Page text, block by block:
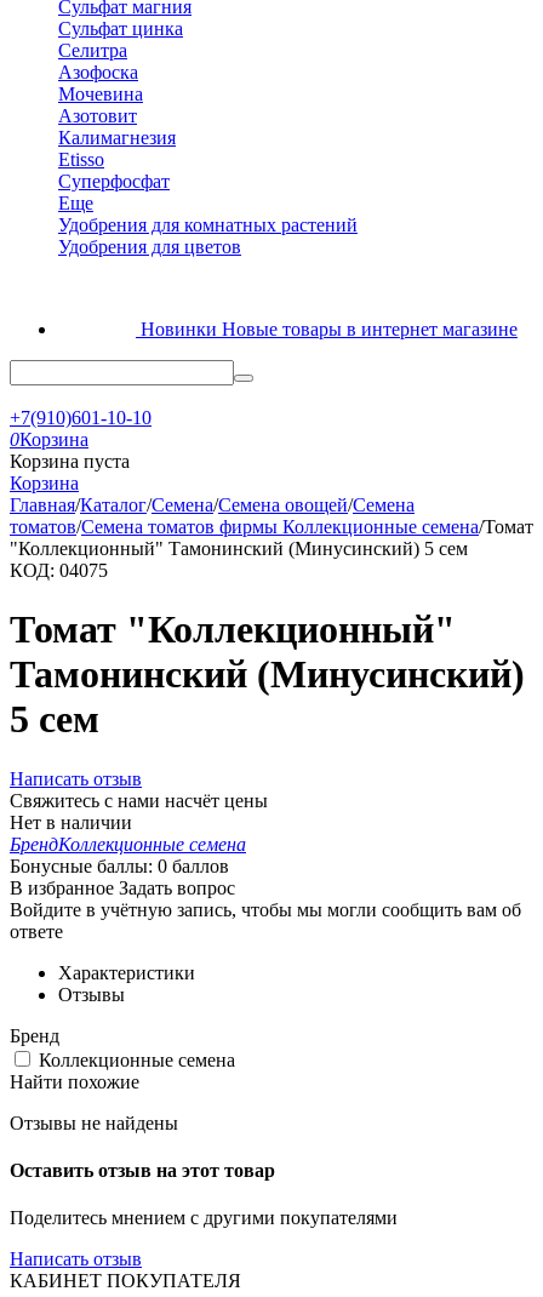
Сульфат магния
Сульфат цинка
Селитра
Азофоска
Мочевина
Азотовит
Калимагнезия
Etisso
Суперфосфат
Еще
Удобрения для комнатных растений
Удобрения для цветов
Новинки Новые товары в интернет магазине
+7(910)601-10-10
0Корзина
Корзина пуста
Корзина
Главная/Каталог/Семена/Семена овощей/Семена
томатов/Семена томатов фирмы Коллекционные семена/Томат
"Коллекционный" Тамонинский (Минусинский) 5 сем
КОД: 04075
Томат "Коллекционный"
Тамонинский (Минусинский)
5 сем
Написать отзыв
Свяжитесь с нами насчёт цены
Нет в наличии
БрендКоллекционные семена
Бонусные баллы: 0 баллов
В избранное Задать вопрос
Войдите в учётную запись, чтобы мы могли сообщить вам об
ответе
Характеристики
Отзывы
Бренд
Коллекционные семена
Найти похожие
Отзывы не найдены
Оставить отзыв на этот товар
Поделитесь мнением с другими покупателями
Написать отзыв
КАБИНЕТ ПОКУПАТЕЛЯ